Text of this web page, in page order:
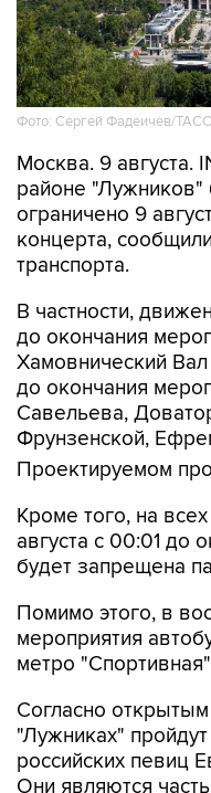
Фото: Сергей Фадеичев/ТАСС
Москва. 9 августа.
районе "Лужников"
ограничено 9
концерта,
транспорта.
В частности,
до окончания
Хамовнический
до окончания
Савельева,
Фрунзенской,
Проектируемом
Кроме того, на
августа с 00:01 до
будет запрещена
Помимо этого, в
мероприятия
метро
Согласно
"Лужниках"
российских певиц
Они являются